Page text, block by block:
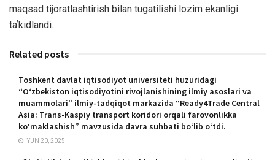
maqsad tijoratlashtirish bilan tugatilishi lozim ekanligi
taʼkidlandi.
Related posts
Toshkent davlat iqtisodiyot universiteti huzuridagi
“O‘zbekiston iqtisodiyotini rivojlanishining ilmiy asoslari va
muammolari” ilmiy-tadqiqot markazida “Ready4Trade Central
Asia: Trans-Kaspiy transport koridori orqali farovonlikka
ko‘maklashish” mavzusida davra suhbati bo‘lib o‘tdi.
IYUN 20, 2025